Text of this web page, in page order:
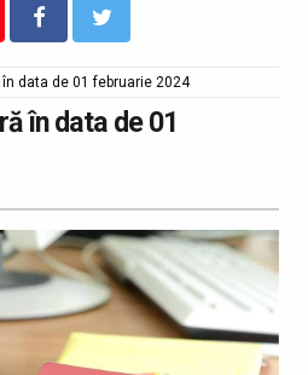
data de 01 februarie 2024
în data de 01